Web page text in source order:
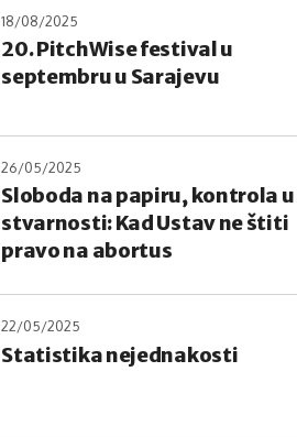
18/08/2025
20. PitchWise festival u
septembru u Sarajevu
26/05/2025
Sloboda na papiru, kontrola u
stvarnosti: Kad Ustav ne štiti
pravo na abortus
22/05/2025
Statistika nejednakosti